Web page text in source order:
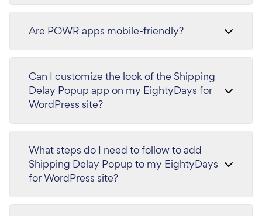
Are POWR apps mobile-friendly?
Can I customize the look of the Shipping
Delay Popup app on my EightyDays for
WordPress site?
What steps do I need to follow to add
Shipping Delay Popup to my EightyDays
for WordPress site?